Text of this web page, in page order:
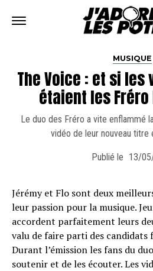
MUSIQUE
The Voice : et si
étaient les Fréro
Le duo des Fréro a vite enflammé
vidéo de leur nouveau titre
Publié le 13/
Jérémy et Flo sont deux
leur passion pour la musique.
accordent parfaitement leurs
valu de faire parti des candidats
Durant l’émission les fans du
soutenir et de les écouter. Les